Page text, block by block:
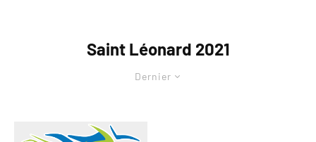
Saint Léonard 2021
Dernier